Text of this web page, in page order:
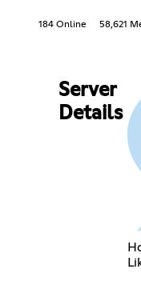
184 Online 58,621
Server
Details